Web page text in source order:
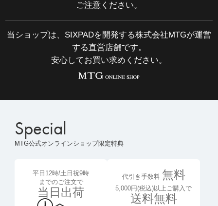
ご注意ください。
当ショップは、SIXPADを開発する株式会社MTGが運営
する直営店舗です。
安心してお買い求めください。
Special
MTG公式オンラインショップ限定特典
平日12時/土日祝9時
までのご注文で
当日出荷
代引き手数料 無料
5,000円(税込)以上ご購入で
送料無料